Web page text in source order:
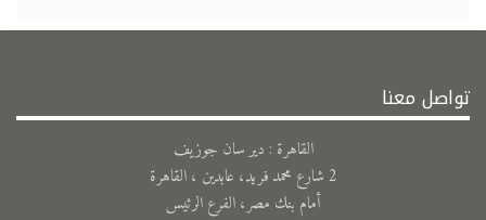
تواصل معنا
القاهرة : دير سان جوزيف
2 شارع محمد فريد، عابدين ، القاهرة
أمام بنك مصر، الفرع الرئيس